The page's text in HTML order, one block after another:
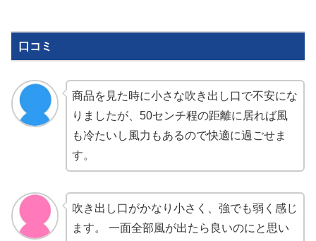
口コミ
商品を見た時に小さな吹き出し口で不安にな
りましたが、50センチ程の距離に居れば風
も冷たいし風力もあるので快適に過ごせま
す。
吹き出し口がかなり小さく、強でも弱く感じ
ます。 一面全部風が出たら良いのにと思い